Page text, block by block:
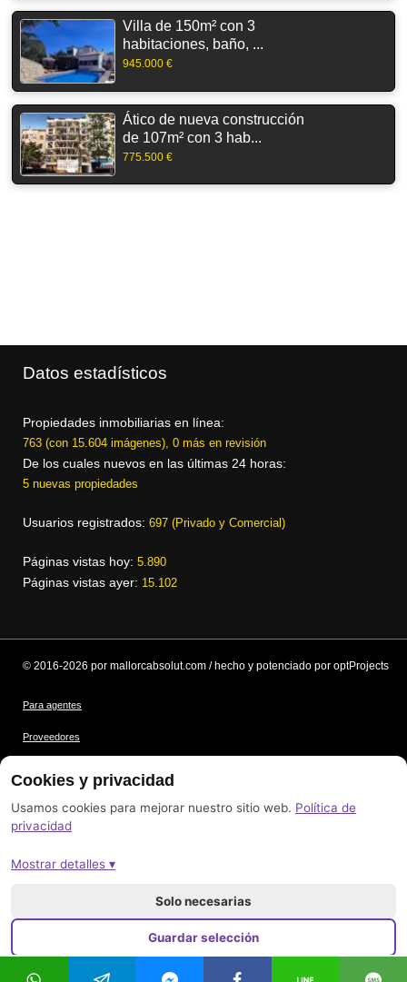
Villa de 150m² con 3
habitaciones, baño, ...
945.000 €
Ático de nueva construcción
de 107m² con 3 hab...
775.500 €
Datos estadísticos
Propiedades inmobiliarias en línea:
763 (con 15.604 imágenes), 0 más en revisión
De los cuales nuevos en las últimas 24 horas:
5 nuevas propiedades
Usuarios registrados: 697 (Privado y Comercial)
Páginas vistas hoy: 5.890
Páginas vistas ayer: 15.102
© 2016-2026 por mallorcabsolut.com / hecho y potenciado por optProjects
Para agentes
Proveedores
Créditos de las imágenes
Pie de imprenta
Cookies y privacidad
Usamos cookies para mejorar nuestro sitio web. Política de
privacidad
Mostrar detalles ▾
Solo necesarias
Guardar selección
Aceptar todo